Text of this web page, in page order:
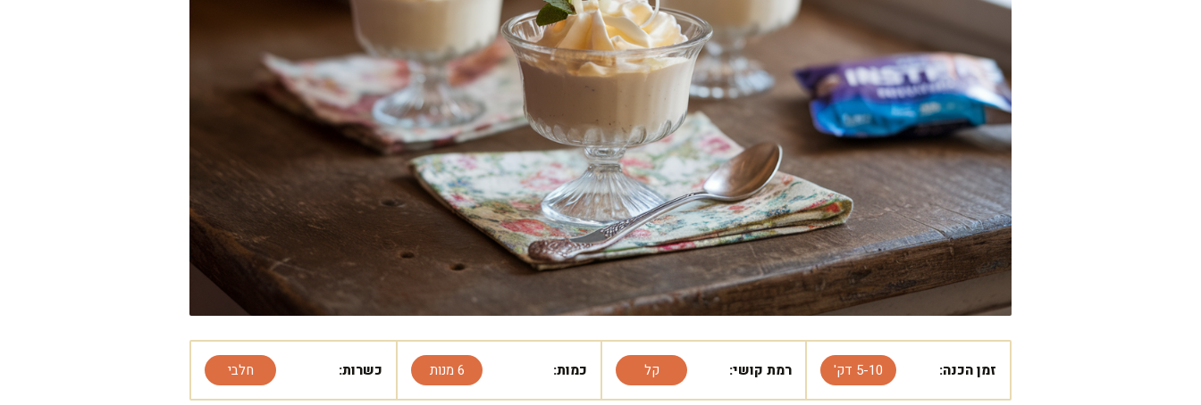
זמן הכנה: 5-10 דק' רמת קושי: קל כמות: 6 מנות כשרות: חלבי